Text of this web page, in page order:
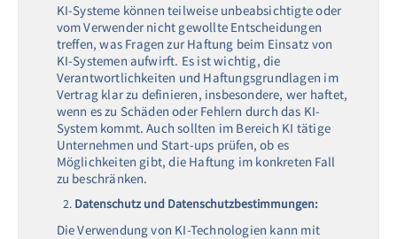
KI-Systeme können teilweise unbeabsichtigte oder
vom Verwender nicht gewollte Entscheidungen
treffen, was Fragen zur Haftung beim Einsatz von
KI-Systemen aufwirft. Es ist wichtig, die
Verantwortlichkeiten und Haftungsgrundlagen im
Vertrag klar zu definieren, insbesondere, wer haftet,
wenn es zu Schäden oder Fehlern durch das KI-
System kommt. Auch sollten im Bereich KI tätige
Unternehmen und Start-ups prüfen, ob es
Möglichkeiten gibt, die Haftung im konkreten Fall
zu beschränken.
Datenschutz und Datenschutzbestimmungen:
Die Verwendung von KI-Technologien kann mit